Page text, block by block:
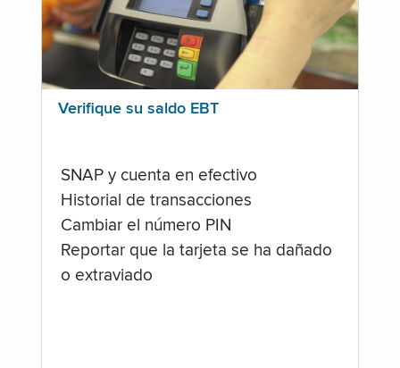
Verifique su saldo EBT
SNAP y cuenta en efectivo
Historial de transacciones
Cambiar el número PIN
Reportar que la tarjeta se ha dañado
o extraviado